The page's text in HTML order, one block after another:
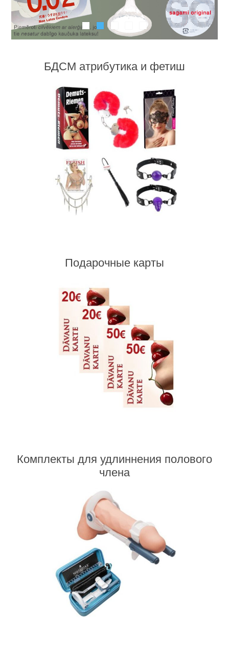
БДСМ атрибутика и фетиш
Подарочные карты
Комплекты для удлиннения полового
члена